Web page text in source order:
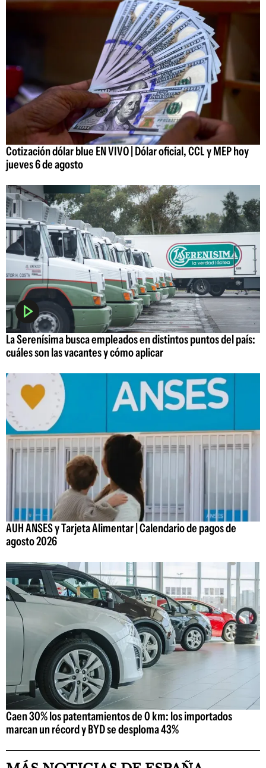
Cotización dólar blue EN VIVO | Dólar oficial, CCL y MEP hoy
jueves 6 de agosto
La Serenísima busca empleados en distintos puntos del país:
cuáles son las vacantes y cómo aplicar
AUH ANSES y Tarjeta Alimentar | Calendario de pagos de
agosto 2026
Caen 30% los patentamientos de 0 km: los importados
marcan un récord y BYD se desploma 43%